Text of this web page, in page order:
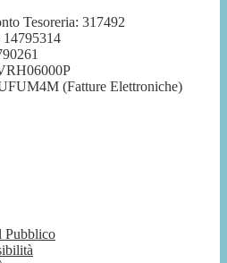
Tesoreria: 317492
14795314
(Fatture Elettroniche)
Pubblico